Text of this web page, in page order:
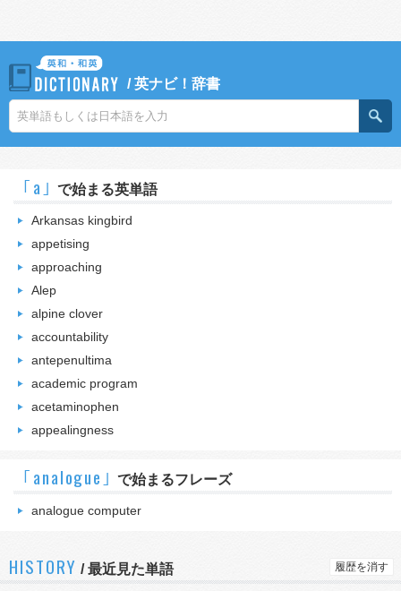
/英ナビ！辞書
｢a｣ で始まる英単語
Arkansas kingbird
appetising
approaching
Alep
alpine clover
accountability
antepenultima
academic program
acetaminophen
appealingness
｢analogue｣ で始まるフレーズ
analogue computer
HISTORY /最近見た単語 履歴を消す